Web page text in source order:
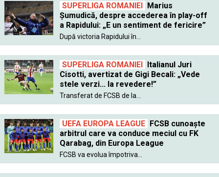
SUPERLIGA ROMANIEI Marius
Șumudică, despre accederea în play-off
a Rapidului: „E un sentiment de fericire”
După victoria Rapidului în...
SUPERLIGA ROMANIEI Italianul Juri
Cisotti, avertizat de Gigi Becali: „Vede
stele verzi... la revedere!”
Transferat de FCSB de la...
UEFA EUROPA LEAGUE FCSB cunoaște
arbitrul care va conduce meciul cu FK
Qarabag, din Europa League
FCSB va evolua împotriva...